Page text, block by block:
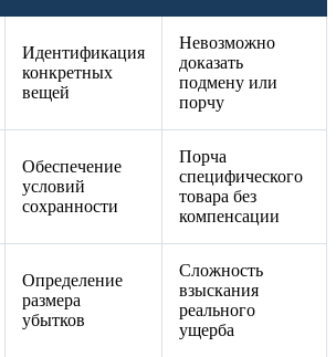
Идентификация
конкретных
вещей
Невозможно
доказать
подмену или
порчу
Обеспечение
условий
сохранности
Порча
специфического
товара без
компенсации
Определение
размера
убытков
Сложность
взыскания
реального
ущерба